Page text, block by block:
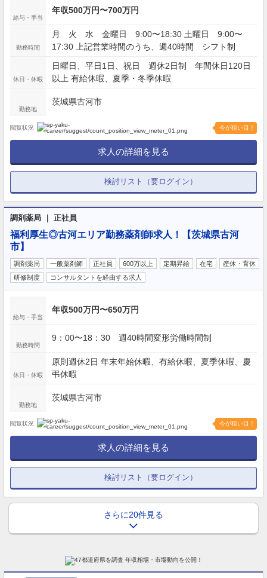
給与・手当
年収500万円〜700万円
勤務時間
月 火 水 金曜日 9:00〜18:30 土曜日 9:00〜
17:30 上記営業時間のうち、週40時間 シフト制
休日・休暇
日曜日、平日1日、祝日 週休2日制 年間休日120日
以上 有給休暇、夏季・冬季休暇
勤務地
茨城県古河市
閲覧状況 今が狙い目！
求人の詳細を見る
検討リスト（要ログイン）
調剤薬局 ｜ 正社員
福利厚生◎古河エリア勤務薬剤師求人！【茨城県古河
市】
調剤薬局 一般薬剤師 正社員 600万以上 定期昇給 在宅
産休・育休
研修制度
コンサルタントを経由する求人
給与・手当
年収500万円〜650万円
勤務時間
9：00〜18：30 週40時間変形労働時間制
休日・休暇
原則週休2日 年末年始休暇、有給休暇、夏季休暇、慶
弔休暇
勤務地
茨城県古河市
閲覧状況 今が狙い目！
求人の詳細を見る
検討リスト（要ログイン）
さらに20件見る